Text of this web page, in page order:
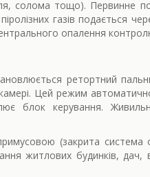
солома тощо). Первинне
газів подається
опалення
ретортний
Цей режим
блок керування.
(закрита система
житлових будинків,